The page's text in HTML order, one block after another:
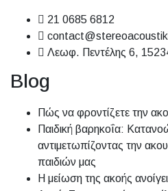
21 0685 6812
Λεωφ. Πεντέλης 6,
Blog
Πώς να φροντίζετε την
Παιδική βαρηκοΐα:
αντιμετωπίζοντας την
παιδιών μας
Η μείωση της ακοής